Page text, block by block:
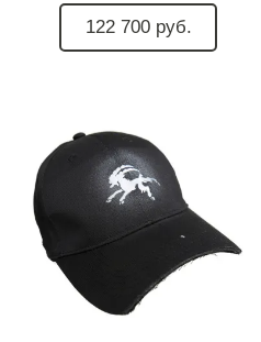
122 700 руб.